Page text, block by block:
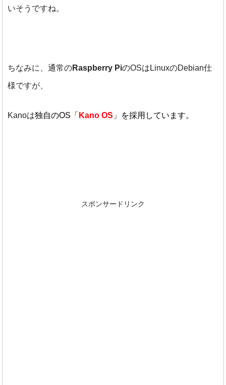
いそうですね。
ちなみに、通常のRaspberry PiのOSはLinuxのDebian仕
様ですが、
Kanoは独自のOS「 Kano OS 」を採用しています。
スポンサードリンク